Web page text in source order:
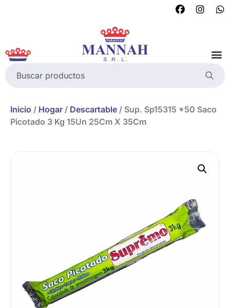
Inicio / Hogar / Descartable / Sup. Sp15315 *50 Saco
Picotado 3 Kg 15Un 25Cm X 35Cm